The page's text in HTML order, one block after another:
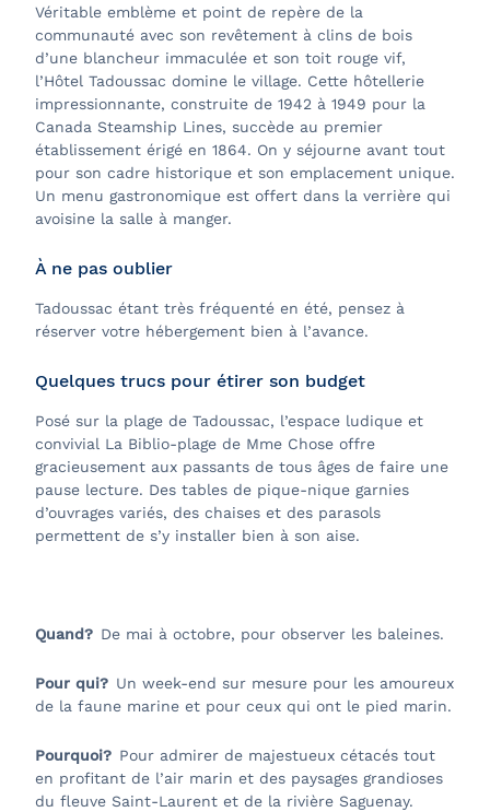
Véritable emblème et point de repère de la
communauté avec son revêtement à clins de bois
d’une blancheur immaculée et son toit rouge vif,
l’Hôtel Tadoussac domine le village. Cette hôtellerie
impressionnante, construite de 1942 à 1949 pour la
Canada Steamship Lines, succède au premier
établissement érigé en 1864. On y séjourne avant tout
pour son cadre historique et son emplacement unique.
Un menu gastronomique est offert dans la verrière qui
avoisine la salle à manger.
À ne pas oublier
Tadoussac étant très fréquenté en été, pensez à
réserver votre hébergement bien à l’avance.
Quelques trucs pour étirer son budget
Posé sur la plage de Tadoussac, l’espace ludique et
convivial La Biblio-plage de Mme Chose offre
gracieusement aux passants de tous âges de faire une
pause lecture. Des tables de pique-nique garnies
d’ouvrages variés, des chaises et des parasols
permettent de s’y installer bien à son aise.
Quand? De mai à octobre, pour observer les baleines.
Pour qui? Un week-end sur mesure pour les amoureux
de la faune marine et pour ceux qui ont le pied marin.
Pourquoi? Pour admirer de majestueux cétacés tout
en profitant de l’air marin et des paysages grandioses
du fleuve Saint-Laurent et de la rivière Saguenay.